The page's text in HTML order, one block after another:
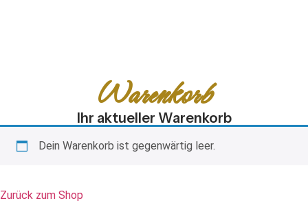
Warenkorb
Ihr aktueller Warenkorb
Dein Warenkorb ist gegenwärtig leer.
Zurück zum Shop